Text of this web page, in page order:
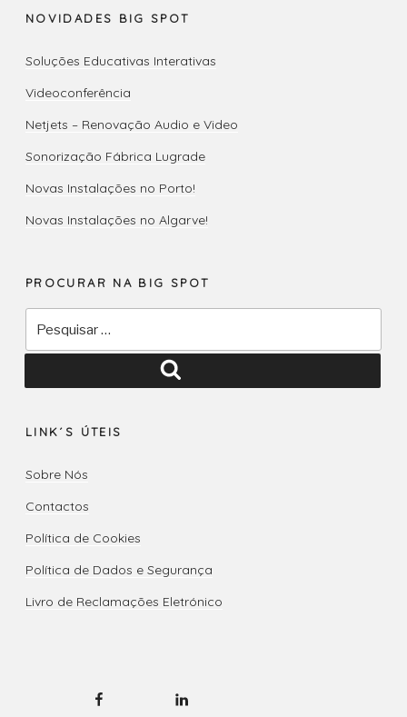
NOVIDADES BIG SPOT
Soluções Educativas Interativas
Videoconferência
Netjets – Renovação Audio e Video
Sonorização Fábrica Lugrade
Novas Instalações no Porto!
Novas Instalações no Algarve!
PROCURAR NA BIG SPOT
por:
LINK´S ÚTEIS
Sobre Nós
Contactos
Política de Cookies
Política de Dados e Segurança
Livro de Reclamações Eletrónico